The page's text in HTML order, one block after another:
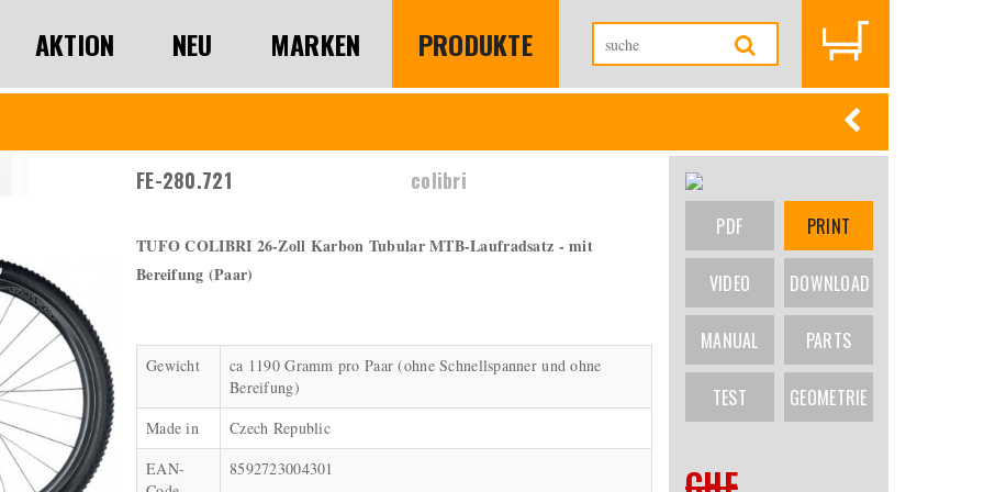
AKTION NEU MARKEN PRODUKTE
FE-280.721 colibri
TUFO COLIBRI 26-Zoll Karbon Tubular MTB-Laufradsatz - mit
Bereifung (Paar)
Gewicht
ca 1190 Gramm pro Paar (ohne Schnellspanner und ohne
Bereifung)
Made in
Czech Republic
EAN-
8592723004301
PDF PRINT
VIDEO DOWNLOAD
MANUAL PARTS
TEST GEOMETRIE